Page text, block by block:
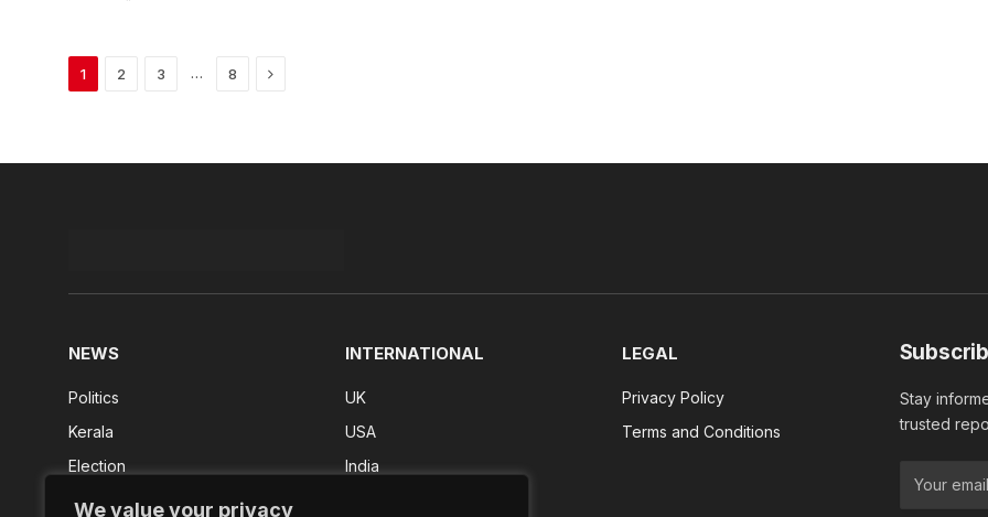
We value your privacy
1 2 3 … 8 Next
NEWS
Politics
Kerala
Election
Kerala Result
INTERNATIONAL
UK
USA
India
LEGAL
Privacy Policy
Terms and Conditions
Stay
trusted